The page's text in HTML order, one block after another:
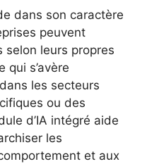
dans son caractère
peuvent
leurs propres
qui s’avère
les secteurs
ou des
d’IA intégré aide
les
et aux